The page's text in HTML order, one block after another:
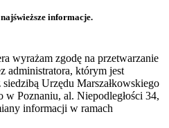
informacje.
wyrażam zgodę na przetwarzanie
administratora, którym jest
Urzędu Marszałkowskiego
Poznaniu, al. Niepodległości 34,
informacji w ramach